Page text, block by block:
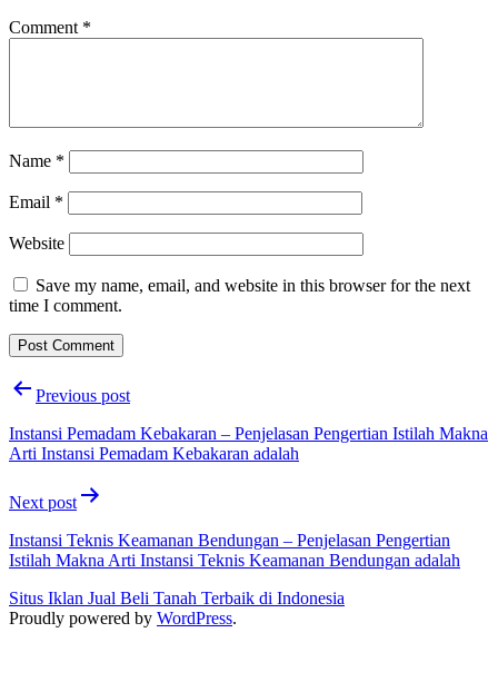
Comment *
Name *
Email *
Website
Save my name, email, and website in this browser for the next
time I comment.
PostPrevious post
Instansi Pemadam Kebakaran – Penjelasan Pengertian Istilah Makna
Arti Instansi Pemadam Kebakaran adalah
Next post
Instansi Teknis Keamanan Bendungan – Penjelasan Pengertian
Istilah Makna Arti Instansi Teknis Keamanan Bendungan adalah
Situs Iklan Jual Beli Tanah Terbaik di Indonesia
Proudly powered by WordPress.